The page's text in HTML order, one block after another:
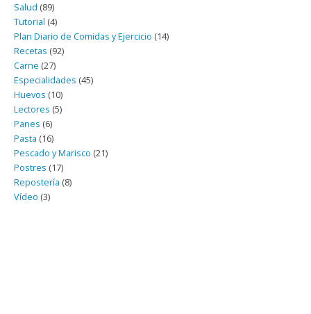
Salud (89)
Tutorial (4)
Plan Diario de Comidas y Ejercicio (14)
Recetas (92)
Carne (27)
Especialidades (45)
Huevos (10)
Lectores (5)
Panes (6)
Pasta (16)
Pescado y Marisco (21)
Postres (17)
Repostería (8)
Vídeo (3)